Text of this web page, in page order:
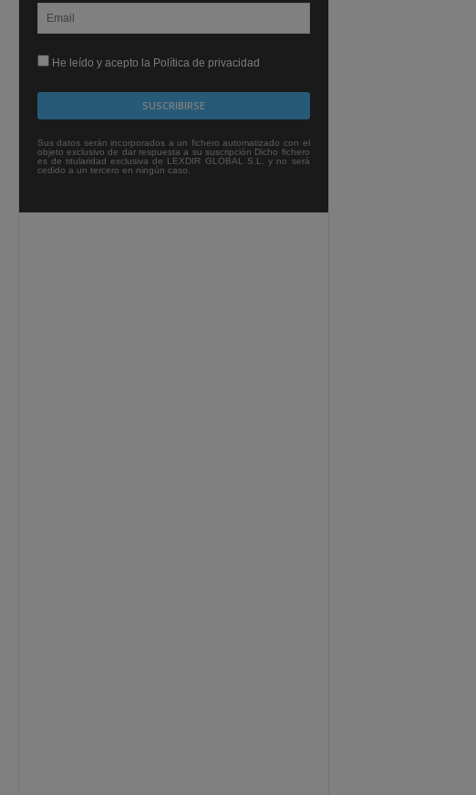
He leído y acepto la Política de privacidad
Sus datos serán incorporados a un fichero automatizado con el
objeto exclusivo de dar respuesta a su suscripción Dicho fichero
es de titularidad exclusiva de LEXDIR GLOBAL S.L. y no será
cedido a un tercero en ningún caso.